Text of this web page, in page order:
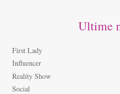
Ultime
First Lady
Influencer
Reality Show
Social